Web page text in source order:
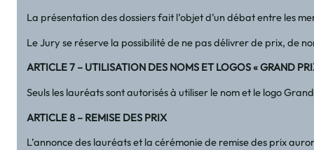
La présentation des dossiers fait l’objet d’un débat entre les
Le Jury se réserve la possibilité de ne pas délivrer de prix, de
ARTICLE 7 – UTILISATION DES NOMS ET LOGOS « GRAND
Seuls les lauréats sont autorisés à utiliser le nom et le logo
ARTICLE 8 – REMISE DES PRIX
L’annonce des lauréats et la cérémonie de remise des prix